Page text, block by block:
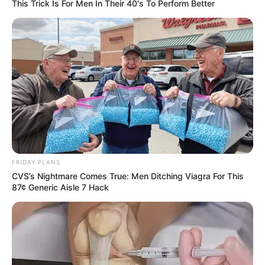
prometem aquecer o mercado de
trabalho local e regional
Oportunidades de emprego abrem novos horizontes em
Paraguaçu Paulista, Assis e Tarumã
Fonte: Da Redação | AGT | Energisa | Raízen
VÁRIAS OPORTUNIDADES 28/03/2024 Foto: Internet
This Trick Is For Men In Their 40's To Perform Better
FRIDAY PLANS
CVS’s Nightmare Comes True: Men Ditching Viagra For This
87¢ Generic Aisle 7 Hack